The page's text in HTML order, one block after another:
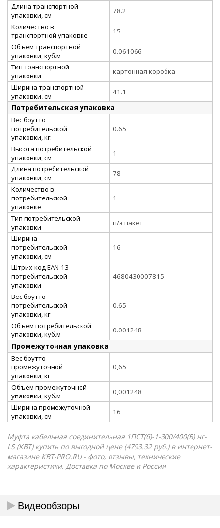
Длина транспортной
упаковки, см
78.2
Количество в
транспортной упаковке
15
Объём транспортной
упаковки, куб.м
0.061066
Тип транспортной
упаковки
картонная коробка
Ширина транспортной
упаковки, см
41.1
Потребительская упаковка
Вес брутто
потребительской
упаковки, кг:
0.65
Высота потребительской
упаковки, см
1
Длина потребительской
упаковки, см
78
Количество в
потребительской
упаковке
1
Тип потребительской
упаковки
п/э пакет
Ширина
потребительской
упаковки, см
16
Штрих-код EAN-13
потребительской
упаковки
4680430007815
Вес брутто
потребительской
упаковки, кг
0.65
Объём потребительской
упаковки, куб.м
0.001248
Промежуточная упаковка
Вес брутто
промежуточной
упаковки, кг
0,65
Объём промежуточной
упаковки, куб.м
0,001248
Ширина промежуточной
упаковки, см
16
Муфта кабельная соединительная 1ПСТ(б)-1-300/400(Б) нг-
LS (КВТ) купить по выгодной цене (4793.32 руб.) в интернет-
магазине КВТ-PRO.RU - фото, отзывы, технические
характеристики. Доставка по Москве и России
Видеообзоры